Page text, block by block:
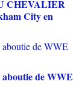
CHEVALIER
City en
de WWE